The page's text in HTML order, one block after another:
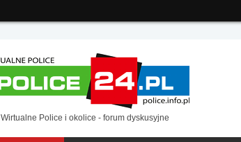
Wirtualne Police i okolice - forum dyskusyjne